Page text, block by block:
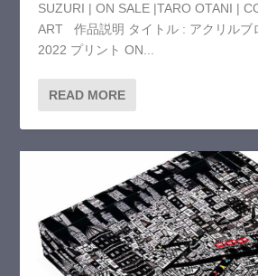
SUZURI | ON SALE |TARO OTANI |
ART 作品説明 タイトル : アクリル
2022 プリント ON...
READ MORE